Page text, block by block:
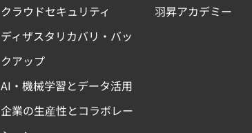
クラウドセキュリティ
ディザスタリカバリ・バッ
クアップ
AI・機械学習とデータ活用
企業の生産性とコラボレー
羽昇アカデミー